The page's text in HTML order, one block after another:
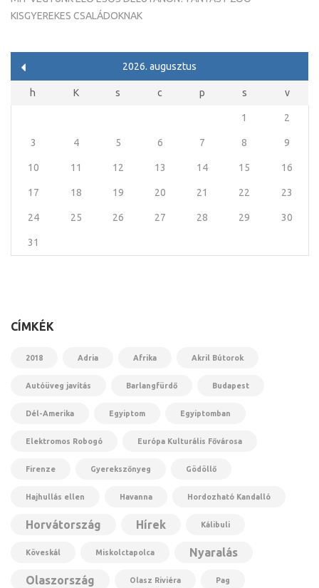
KISGYEREKES CSALÁDOKNAK
2026. augusztus
h K s c p s v
1 2
3 4 5 6 7 8 9
10 11 12 13 14 15 16
17 18 19 20 21 22 23
24 25 26 27 28 29 30
31
CÍMKÉK
2018 Adria Afrika Akril Bútorok
Autóüveg javítás Barlangfürdő Budapest
Dél-Amerika Egyiptom Egyiptomban
Elektromos Robogó Európa Kulturális Fővárosa
Firenze Gyerekszőnyeg Gödöllő
Hajhullás ellen Havanna Hordozható Kandalló
Horvátország Hírek Kálibuli
Köveskál Miskolctapolca Nyaralás
Olaszország Olasz Riviéra Pag